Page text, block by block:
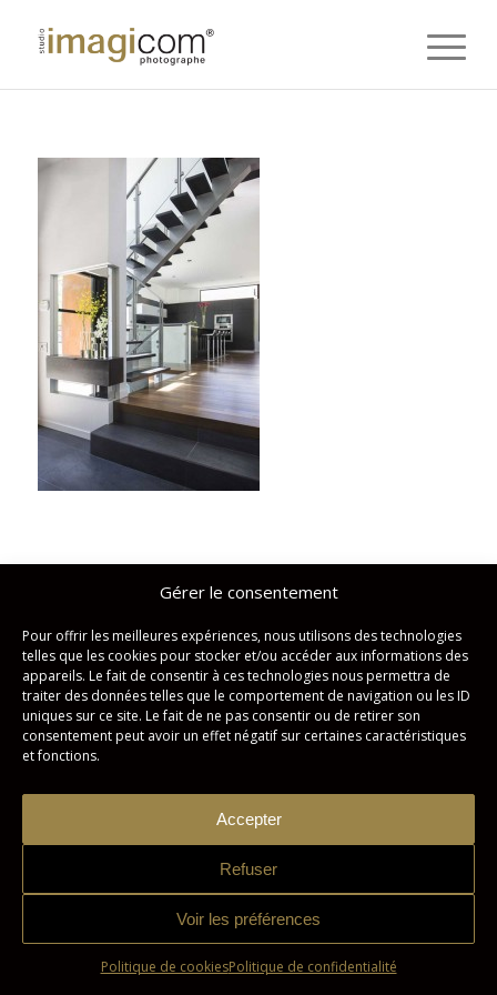
Gérer le consentement
Pour offrir les meilleures expériences, nous utilisons des technologies
telles que les cookies pour stocker et/ou accéder aux informations des
appareils. Le fait de consentir à ces technologies nous permettra de
traiter des données telles que le comportement de navigation ou les ID
uniques sur ce site. Le fait de ne pas consentir ou de retirer son
consentement peut avoir un effet négatif sur certaines caractéristiques
et fonctions.
Accepter
Refuser
Voir les préférences
Politique de cookiesPolitique de confidentialité
Studio Imagicom © Tous droits réservés. | Conception :
Politique de confidentialité Politique de cookies